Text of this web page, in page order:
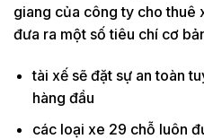
giang của công ty cho thuê
đưa ra một số tiêu chí cơ
tài xế sẽ đặt sự an toàn
hàng đầu
các loại xe 29 chỗ luôn